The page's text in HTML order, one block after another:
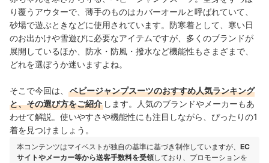
り覆うアウターで、 薄手のものはカバーオールと呼ばれていて、
砂場で遊ぶときなどに使用されています。 防寒着として、寒い日
のお出かけや雪遊びに必要なアイテムですが、 多くのブランドが
展開しているほか、防水・防風・撥水など機能性もさまざまで、
どれを選ぼうか迷いますよね。
そこで今回は、
ベビージャンプスーツのおすすめ人気ランキング
と、その選び方をご紹介 します。人気のブランドやメーカーもあ
わせて解説。使いやすさや機能性にも注目しながら、ぴったりの1
着を見つけましょう。
本コンテンツはマイベストが独自の基準に基づき制作していますが、 EC
サイトやメーカー等から送客手数料を受領しており、プロモーションを